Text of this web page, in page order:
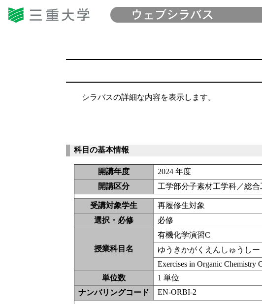
シラバスの詳細な内容を表示します。
科目の基本情報
開講年度
2024 年度
開講区分
工学部分子素材工学科／総
受講対象学生
再履修生対象
選択・必修
必修
授業科目名
有機化学演習C
ゆうきかがくえんしゅうしー
Exercises in Organic Chemistry
単位数
1 単位
ナンバリングコード
EN-ORBI-2